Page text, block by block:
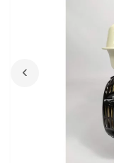
‹